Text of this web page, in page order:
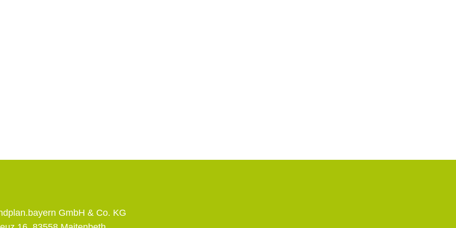
GmbH & Co. KG